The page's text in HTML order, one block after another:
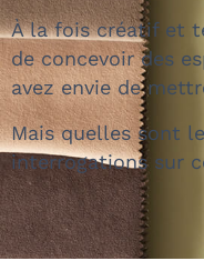
À la foiscréatif et
de concevoir des
avez envie de
Mais quelles sont
interrogations sur